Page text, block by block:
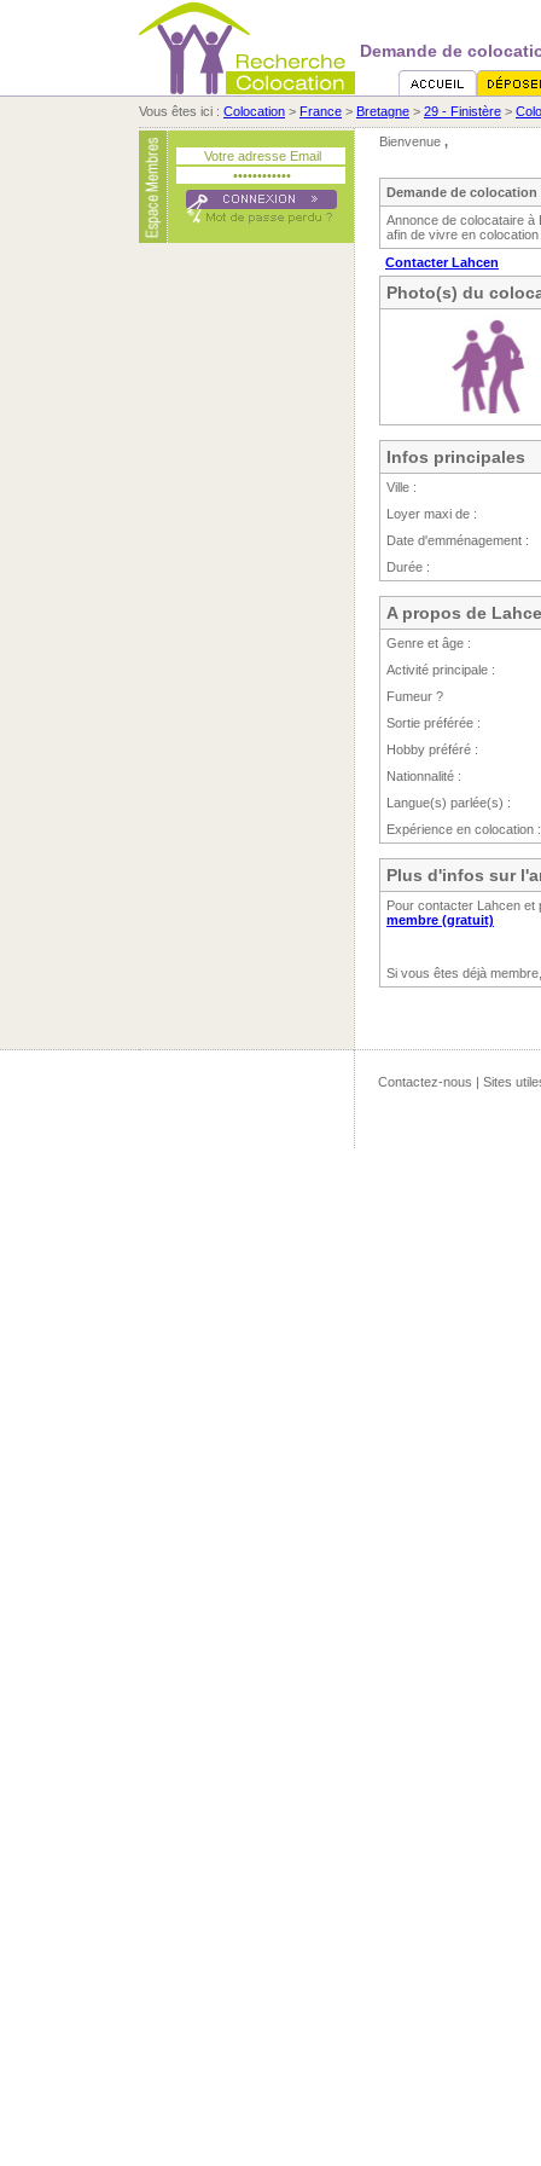
Demande de
Vous êtes ici : Colocation > France > Bretagne > 29 - Finistère >
Bienvenue ,
Demande de colocation
Annonce de colocataire à
afin de vivre en colocation
Contacter Lahcen
Photo(s) du
Infos principales
Ville :
Loyer maxi de :
Date d'emménagement :
Durée :
A propos de
Genre et âge :
Activité principale :
Fumeur ?
Sortie préférée :
Hobby préféré :
Nationnalité :
Langue(s) parlée(s) :
Expérience en colocation :
Plus d'infos sur
Pour contacter Lahcen
membre (gratuit)
Si vous êtes déjà
Contactez-nous | Sites